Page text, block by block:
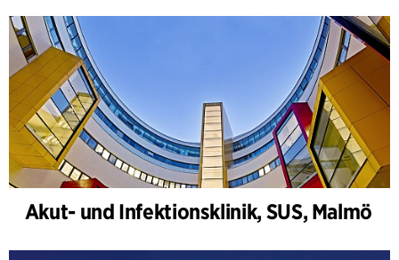
Akut- und Infektionsklinik, SUS, Malmö